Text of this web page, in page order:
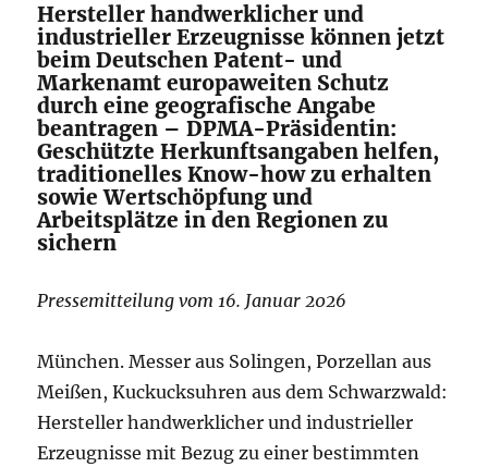
Hersteller handwerklicher und
industrieller Erzeugnisse können jetzt
beim Deutschen Patent- und
Markenamt europaweiten Schutz
durch eine geografische Angabe
beantragen – DPMA-Präsidentin:
Geschützte Herkunftsangaben helfen,
traditionelles Know-how zu erhalten
sowie Wertschöpfung und
Arbeitsplätze in den Regionen zu
sichern
Pressemitteilung vom 16. Januar 2026
München. Messer aus Solingen, Porzellan aus
Meißen, Kuckucksuhren aus dem Schwarzwald:
Hersteller handwerklicher und industrieller
Erzeugnisse mit Bezug zu einer bestimmten